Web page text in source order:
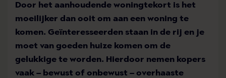
Door het aanhoudende woningtekort is het
moeilijker dan ooit om aan een woning te
komen. Geïnteresseerden staan in de rij en je
moet van goeden huize komen om de
gelukkige te worden. Hierdoor nemen kopers
vaak – bewust of onbewust – overhaaste